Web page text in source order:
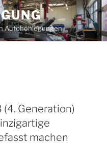
Autohöhlegungen
(4. Generation)
machen